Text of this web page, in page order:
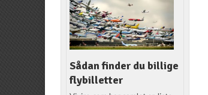
Sådan finder du billige
flybilletter